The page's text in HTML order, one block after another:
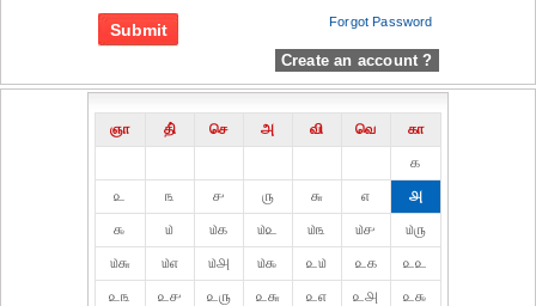
Forgot Password
Create an account ?
ஞா தி் செ அ வி வெ
கா
௧
௨
௩ ௪ ௫ ௬ ௭
௮
௯
௰ ௰௧ ௰௨ ௰௩ ௰௪
௰௫
௰௬
௰௭ ௰௮ ௰௯ ௨௰ ௨௧
௨௨
௨௩
௨௪ ௨௫ ௨௬ ௨௭ ௨௮
௨௯